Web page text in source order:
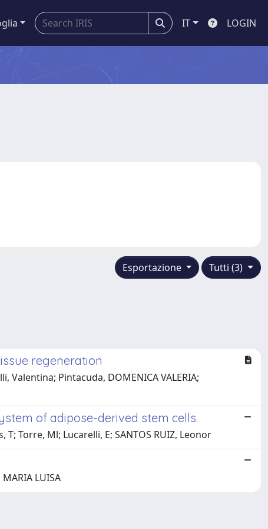
IT LOGIN
Tutti (3)
Esportazione
regeneration
Valentina; Pintacuda, DOMENICA VALERIA;
of adipose-derived stem cells.
Torre, Ml; Lucarelli, E; SANTOS RUIZ, Leonor
LUISA